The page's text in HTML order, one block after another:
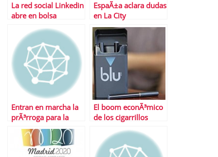
La red social Linkedin
abre en bolsa
cotizando por las
nubes | ValoraciÃ³n y
mÃºltiplos
EspaÃ±a aclara dudas
en La City
Entran en marcha la
prÃ³rroga para la
ayuda de 400 euros a
parados de larga
duraciÃ³n
El boom econÃ³mico
de los cigarrillos
electrÃ³nicos